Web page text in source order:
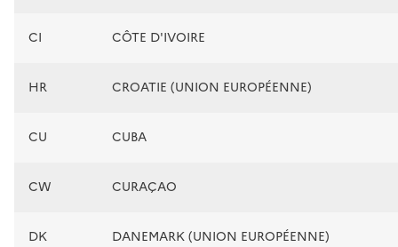
CI CÔTE D'IVOIRE
HR CROATIE (UNION EUROPÉENNE)
CU CUBA
CW CURAÇAO
DK DANEMARK (UNION EUROPÉENNE)